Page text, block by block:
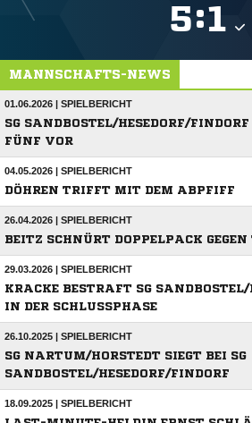
:
MANNSCHAFTS-NEWS
01.06.2026 | SPIELBERICHT
SG SANDBOSTEL/HESEDORF/
FÜNF VOR
04.05.2026 | SPIELBERICHT
DÖHREN TRIFFT MIT DEM ABPFIFF
26.04.2026 | SPIELBERICHT
BEITZ SCHNÜRT DOPPELPACK
29.03.2026 | SPIELBERICHT
KRACKE BESTRAFT SG SANDBOSTEL/
IN DER SCHLUSSPHASE
26.10.2025 | SPIELBERICHT
SG NARTUM/HORSTEDT SIEGT BEI SG
SANDBOSTEL/HESEDORF/FINDORF
18.09.2025 | SPIELBERICHT